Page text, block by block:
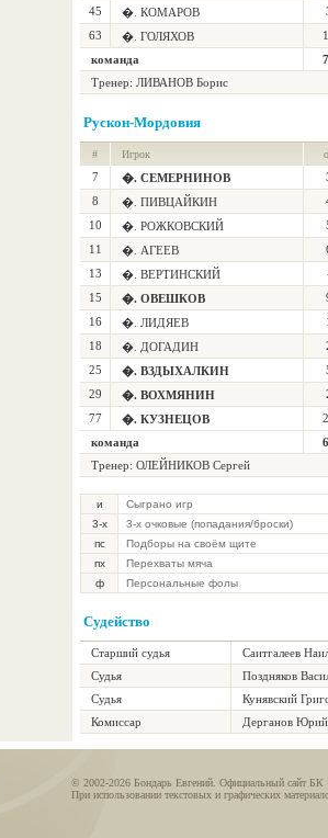
45
�. КОМАРОВ
63
�. ГОЛЯХОВ
команда
Тренер: ЛИВАНОВ Борис
Рускон-Мордовия
# Игрок
7 �. СЕМЕРНИНОВ
8
�. ПИВЦАЙКИН
10
�. РОЖКОВСКИЙ
11
�. АГЕЕВ
13
�. ВЕРТИНСКИЙ
15
�. ОВЕШКОВ
16
�. ЛИДЯЕВ
18
�. ДОГАДИН
25
�. ВЗДЫХАЛКИН
29
�. ВОХМЯНИН
77
�. КУЗНЕЦОВ
команда
Тренер: ОЛЕЙНИКОВ Сергей
и Сыграно игр
3-х
3-х очковые (попадания/броски)
пс
Подборы на своём щите
пх
Перехваты мяча
ф
Персональные фолы
Судейство
Старший судья
Саитгалеев
Судья
Поздняков
Судья
Кунявский
Комиссар
Дерганов Юрий
© 2002-2026 Бондарь Евгений. Официальный сайт БК
При использовании текстовых и графических